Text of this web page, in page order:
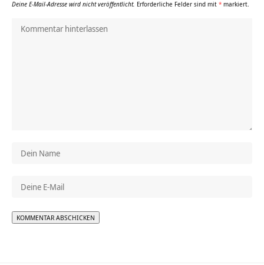
Deine E-Mail-Adresse wird nicht veröffentlicht. Erforderliche Felder sind mit * markiert.